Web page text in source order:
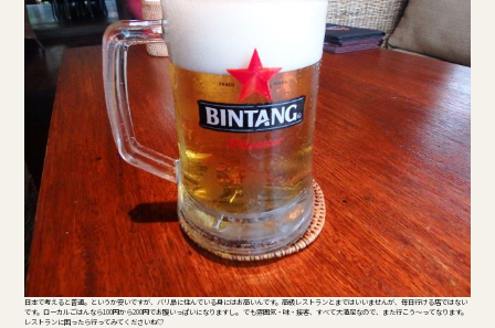
日本で考えると普通。というか安いですが、バリ島に住んでいる身にはお高いんです。高級レストランとまではいいませんが、毎日行ける店ではない
です。ローカルごはんなら100円から200円でお腹いっぱいになりますし。 でも雰囲気・味・接客、すべて大満足なので、また行こう～ってなります。
レストランに困ったら行ってみてくださいね♡